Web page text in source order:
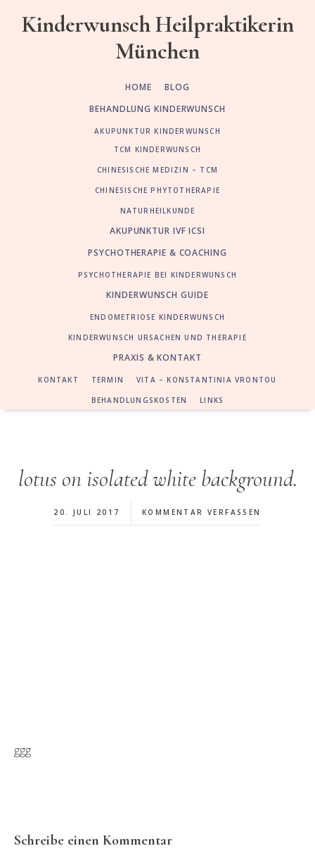
Fußzeile
Kinderwunsch Heilpraktikerin
München
HOME
BLOG
BEHANDLUNG KINDERWUNSCH
AKUPUNKTUR KINDERWUNSCH
TCM KINDERWUNSCH
CHINESISCHE MEDIZIN – TCM
CHINESISCHE PHYTOTHERAPIE
NATURHEILKUNDE
AKUPUNKTUR IVF ICSI
PSYCHOTHERAPIE & COACHING
PSYCHOTHERAPIE BEI KINDERWUNSCH
KINDERWUNSCH GUIDE
ENDOMETRIOSE KINDERWUNSCH
KINDERWUNSCH URSACHEN UND THERAPIE
PRAXIS & KONTAKT
KONTAKT TERMIN VITA – KONSTANTINIA VRONTOU
BEHANDLUNGSKOSTEN LINKS
lotus on isolated white background.
20. JULI 2017 KOMMENTAR VERFASSEN
ggg
Leser-
Schreibe einen Kommentar